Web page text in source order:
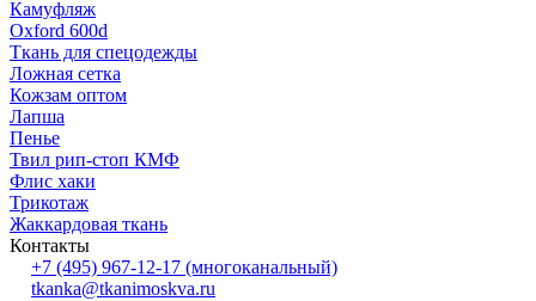
Камуфляж
Oxford 600d
Ткань для спецодежды
Ложная сетка
Кожзам оптом
Лапша
Пенье
Твил рип-стоп КМФ
Флис хаки
Трикотаж
Жаккардовая ткань
Контакты
+7 (495) 967-12-17 (многоканальный)
tkanka@tkanimoskva.ru